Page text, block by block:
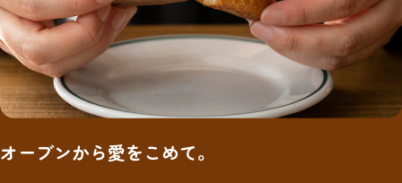
オーブンから愛をこめて。